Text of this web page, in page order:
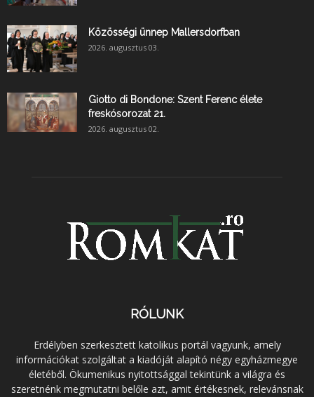
Közösségi ünnep Mallersdorfban
2026. augusztus 03.
Giotto di Bondone: Szent Ferenc élete
freskósorozat 21.
2026. augusztus 02.
RÓLUNK
Erdélyben szerkesztett katolikus portál vagyunk, amely
információkat szolgáltat a kiadóját alapító négy egyházmegye
életéből. Ökumenikus nyitottsággal tekintünk a világra és
szeretnénk megmutatni belőle azt, amit értékesnek, relevánsnak